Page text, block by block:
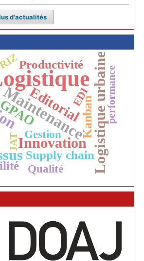
d'actualités
MaintenanceLogistique urbaine
Innovation
EditorialKanban
Supply chain
Productivité
Gestion
Qualité
performance
EDI
JAT